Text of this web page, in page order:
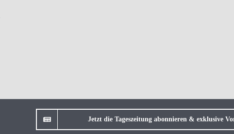
Jetzt die Tageszeitung abonnieren & exklusive